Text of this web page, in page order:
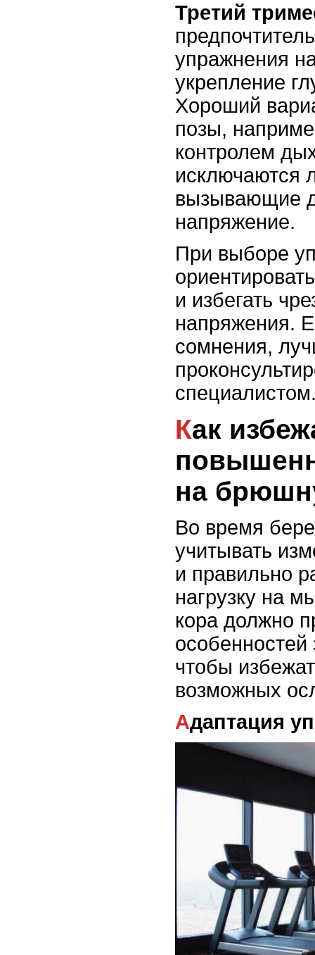
Третий
упражнения
укрепление
Хороший
позы,
контролем
исключаются
вызывающие
напряжение.
При выборе
и избегать
напряжения.
сомнения,
Как избежать
на
Во время
учитывать
и правильно
нагрузку на
кора должно
особенностей
чтобы
возможных
Адаптация